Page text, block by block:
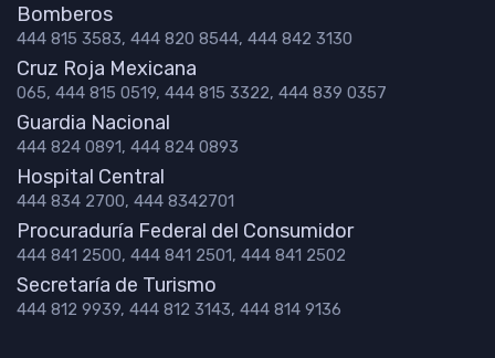
Bomberos
444 815 3583, 444 820 8544, 444 842 3130
Cruz Roja Mexicana
065, 444 815 0519, 444 815 3322, 444 839 0357
Guardia Nacional
444 824 0891, 444 824 0893
Hospital Central
444 834 2700, 444 8342701
Procuraduría Federal del Consumidor
444 841 2500, 444 841 2501, 444 841 2502
Secretaría de Turismo
444 812 9939, 444 812 3143, 444 814 9136